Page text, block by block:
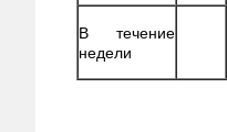
В течение
недели